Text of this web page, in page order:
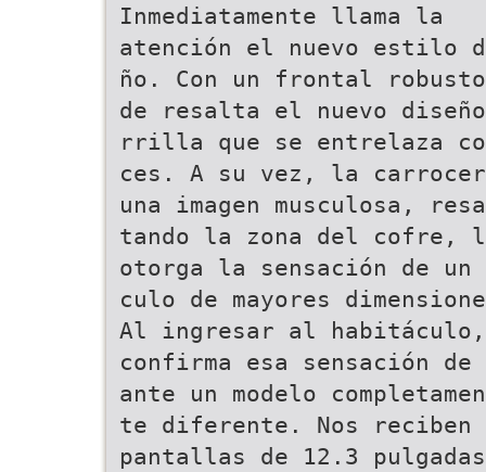
Inmediatamente llama la
atención el nuevo estilo
ño. Con un frontal
de resalta el nuevo
rrilla que se entrelaza
ces. A su vez, la
una imagen musculosa,
tando la zona del cofre,
otorga la sensación de
culo de mayores
Al ingresar al
confirma esa sensación
ante un modelo
te diferente. Nos reciben
pantallas de 12.3